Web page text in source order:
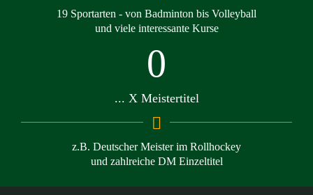
19 Sportarten - von Badminton bis Volleyball
und viele interessante Kurse
0
... X Meistertitel
z.B. Deutscher Meister im Rollhockey
und zahlreiche DM Einzeltitel